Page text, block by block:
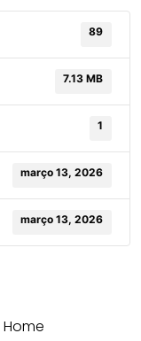
89
7.13 MB
1
março 13, 2026
março 13, 2026
Home